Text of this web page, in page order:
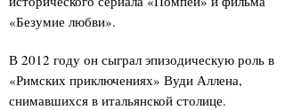
«Безумие любви».
В 2012 году он сыграл эпизодическую роль в
«Римских приключениях» Вуди Аллена,
снимавшихся в итальянской столице.